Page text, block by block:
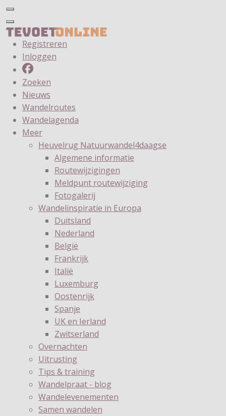
Registreren
Inloggen
Zoeken
Nieuws
Wandelroutes
Wandelagenda
Meer
Heuvelrug Natuurwandel4daagse
Algemene informatie
Routewijzigingen
Meldpunt routewijziging
Fotogalerij
Wandelinspiratie in Europa
Duitsland
Nederland
België
Frankrijk
Italië
Luxemburg
Oostenrijk
Spanje
UK en Ierland
Zwitserland
Overnachten
Uitrusting
Tips & training
Wandelpraat - blog
Wandelevenementen
Samen wandelen